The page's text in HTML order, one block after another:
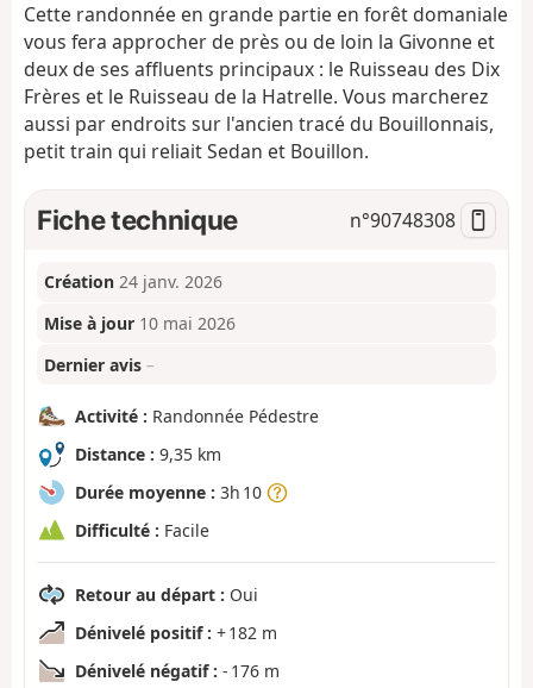
i
g
a
t
i
o
Cette randonnée en grande partie en forêt domaniale
vous fera approcher de près ou de loin la Givonne et
deux de ses affluents principaux : le Ruisseau des Dix
Frères et le Ruisseau de la Hatrelle. Vous marcherez
aussi par endroits sur l'ancien tracé du Bouillonnais,
petit train qui reliait Sedan et Bouillon.
Fiche technique n°90748308
Création 24 janv. 2026
Mise à jour 10 mai 2026
Dernier avis –
Activité : Randonnée Pédestre
Distance : 9,35 km
Durée moyenne : 3h 10
Difficulté : Facile
Retour au départ : Oui
Dénivelé positif : + 182 m
Dénivelé négatif : - 176 m